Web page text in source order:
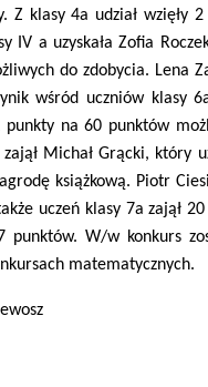
Z klasy 4a udział
IV a uzyskała Zofia
do zdobycia. Lena
wśród uczniów klasy
punkty na 60 punktów
zajął Michał Grącki, który
książkową. Piotr
uczeń klasy 7a zajął
punktów. W/w konkurs
matematycznych.